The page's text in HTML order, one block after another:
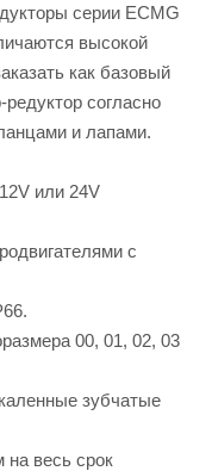
серии ЕCMG
высокой
как базовый
редуктор согласно
и лапами.
или 24V
с
00, 01, 02, 03
зубчатые
на весь срок